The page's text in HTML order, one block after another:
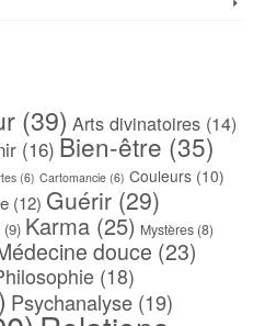
(39) Arts divinatoires (14)
(16) Bien-être (35)
(6) Cartomancie (6) Couleurs (10)
(12) Guérir (29)
(9) Karma (25) Mystères (8)
douce (23)
(18)
Psychanalyse (19)